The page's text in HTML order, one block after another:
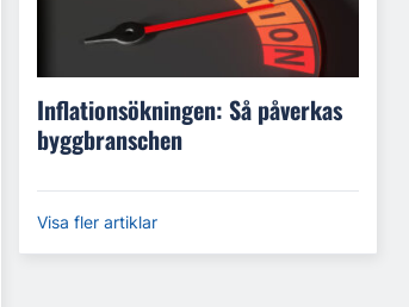
Inflationsökningen: Så påverkas
byggbranschen
Visa fler artiklar